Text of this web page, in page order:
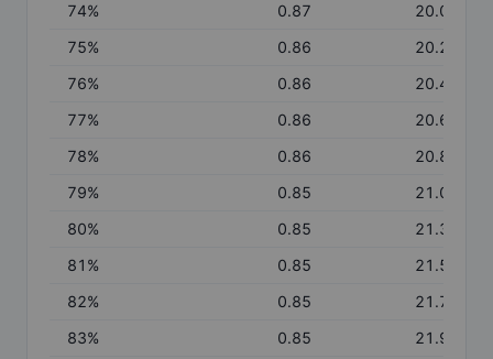
74% 0.87
20.02
75% 0.86
20.23
76% 0.86
20.44
77% 0.86
20.65
78% 0.86
20.86
79% 0.85
21.06
80% 0.85
21.31
81 % 0.85
21.51
82% 0.85
21.71
83% 0.85
21.90